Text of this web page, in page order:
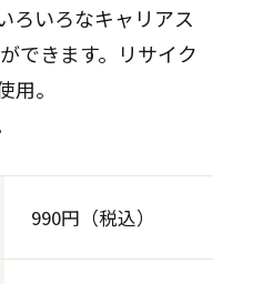
ろいろなキャリアス
できます。リサイク
。
990円（税込）